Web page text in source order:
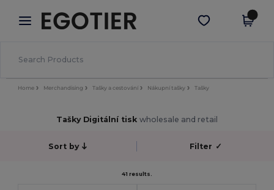
× Aplikace Egotier
Lepší ceny v aplikaci!
Stáhnout app
Home Merchandising Tašky a cestování Nákupní tašky Tašky
Tašky Digitální tisk wholesale and retail
Sort by Filter ✓
41 results.